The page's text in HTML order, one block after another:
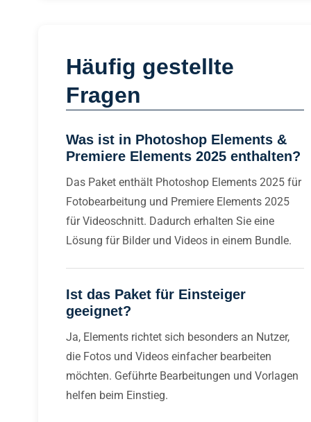
Häufig gestellte
Fragen
Was ist in Photoshop Elements &
Premiere Elements 2025 enthalten?
Das Paket enthält Photoshop Elements 2025 für
Fotobearbeitung und Premiere Elements 2025
für Videoschnitt. Dadurch erhalten Sie eine
Lösung für Bilder und Videos in einem Bundle.
Ist das Paket für Einsteiger
geeignet?
Ja, Elements richtet sich besonders an Nutzer,
die Fotos und Videos einfacher bearbeiten
möchten. Geführte Bearbeitungen und Vorlagen
helfen beim Einstieg.